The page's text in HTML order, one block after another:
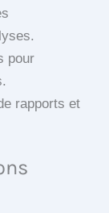
pour
rapports et